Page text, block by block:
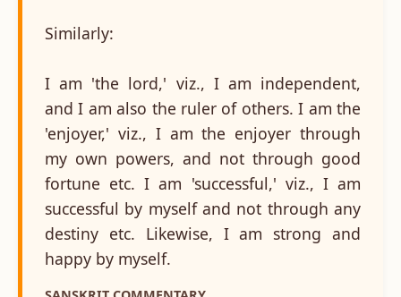
Similarly:
I am 'the lord,' viz., I am independent,
and I am also the ruler of others. I am the
'enjoyer,' viz., I am the enjoyer through
my own powers, and not through good
fortune etc. I am 'successful,' viz., I am
successful by myself and not through any
destiny etc. Likewise, I am strong and
happy by myself.